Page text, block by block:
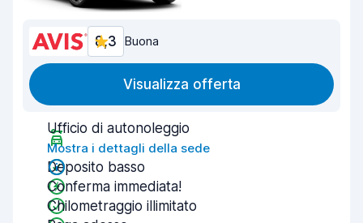
8,3 Buona
Visualizza offerta
Ufficio di autonoleggio
Mostra i dettagli della sede
Deposito basso
Conferma immediata!
Chilometraggio illimitato